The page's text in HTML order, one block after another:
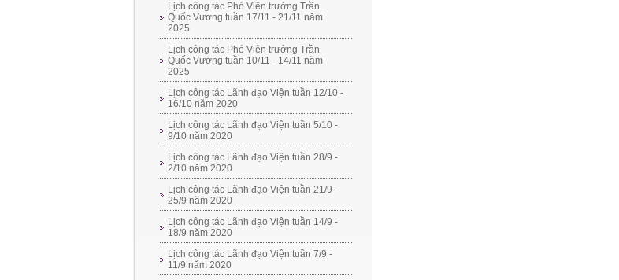
Lịch công tác Phó Viện trưởng Trần
Quốc Vương tuần 17/11 - 21/11 năm
2025
Lịch công tác Phó Viện trưởng Trần
Quốc Vương tuần 10/11 - 14/11 năm
2025
Lịch công tác Lãnh đạo Viện tuần 12/10 -
16/10 năm 2020
Lịch công tác Lãnh đạo Viện tuần 5/10 -
9/10 năm 2020
Lịch công tác Lãnh đạo Viện tuần 28/9 -
2/10 năm 2020
Lịch công tác Lãnh đạo Viện tuần 21/9 -
25/9 năm 2020
Lịch công tác Lãnh đạo Viện tuần 14/9 -
18/9 năm 2020
Lịch công tác Lãnh đạo Viện tuần 7/9 -
11/9 năm 2020